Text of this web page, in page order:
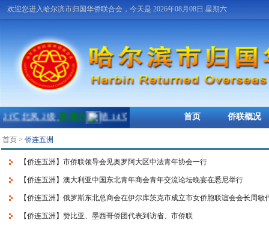
欢迎您进入哈尔滨市归国华侨联合会，今天是 2026年08月08日 星期六
首页 侨联概况
首页> 侨连五洲
【侨连五洲】市侨联领导会见奥罗阿大区中法青年协会一行
【侨连五洲】澳大利亚中国东北青年商会青年交流论坛晚宴在悉尼举行
【侨连五洲】俄罗斯东北总商会在伊尔库茨克市成立市女侨胞联谊会会长周敏
【侨连五洲】赞比亚、墨西哥侨团代表到访省、市侨联